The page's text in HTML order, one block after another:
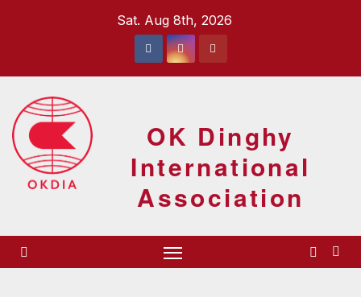
Sat. Aug 8th, 2026
OK Dinghy
International
Association